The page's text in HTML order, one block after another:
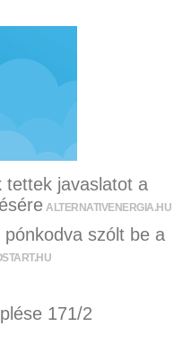
tettek javaslatot a
ALTERNATIVENERGIA.HU
szólt be a
171/2